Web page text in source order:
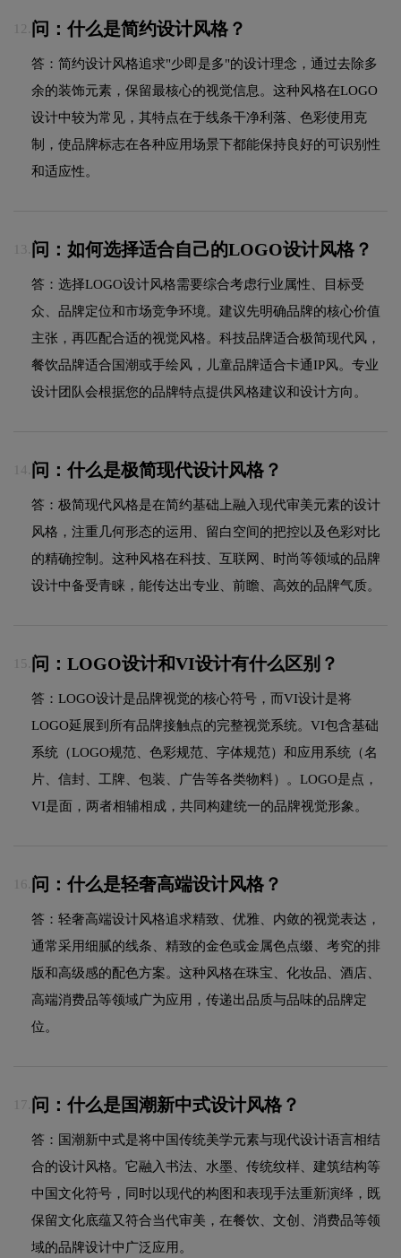
12. 问：什么是简约设计风格？
答：简约设计风格追求"少即是多"的设计理念，通过去除多
余的装饰元素，保留最核心的视觉信息。这种风格在LOGO
设计中较为常见，其特点在于线条干净利落、色彩使用克
制，使品牌标志在各种应用场景下都能保持良好的可识别性
和适应性。
13. 问：如何选择适合自己的LOGO设计风格？
答：选择LOGO设计风格需要综合考虑行业属性、目标受
众、品牌定位和市场竞争环境。建议先明确品牌的核心价值
主张，再匹配合适的视觉风格。科技品牌适合极简现代风，
餐饮品牌适合国潮或手绘风，儿童品牌适合卡通IP风。专业
设计团队会根据您的品牌特点提供风格建议和设计方向。
14. 问：什么是极简现代设计风格？
答：极简现代风格是在简约基础上融入现代审美元素的设计
风格，注重几何形态的运用、留白空间的把控以及色彩对比
的精确控制。这种风格在科技、互联网、时尚等领域的品牌
设计中备受青睐，能传达出专业、前瞻、高效的品牌气质。
15. 问：LOGO设计和VI设计有什么区别？
答：LOGO设计是品牌视觉的核心符号，而VI设计是将
LOGO延展到所有品牌接触点的完整视觉系统。VI包含基础
系统（LOGO规范、色彩规范、字体规范）和应用系统（名
片、信封、工牌、包装、广告等各类物料）。LOGO是点，
VI是面，两者相辅相成，共同构建统一的品牌视觉形象。
16. 问：什么是轻奢高端设计风格？
答：轻奢高端设计风格追求精致、优雅、内敛的视觉表达，
通常采用细腻的线条、精致的金色或金属色点缀、考究的排
版和高级感的配色方案。这种风格在珠宝、化妆品、酒店、
高端消费品等领域广为应用，传递出品质与品味的品牌定
位。
17. 问：什么是国潮新中式设计风格？
答：国潮新中式是将中国传统美学元素与现代设计语言相结
合的设计风格。它融入书法、水墨、传统纹样、建筑结构等
中国文化符号，同时以现代的构图和表现手法重新演绎，既
保留文化底蕴又符合当代审美，在餐饮、文创、消费品等领
域的品牌设计中广泛应用。